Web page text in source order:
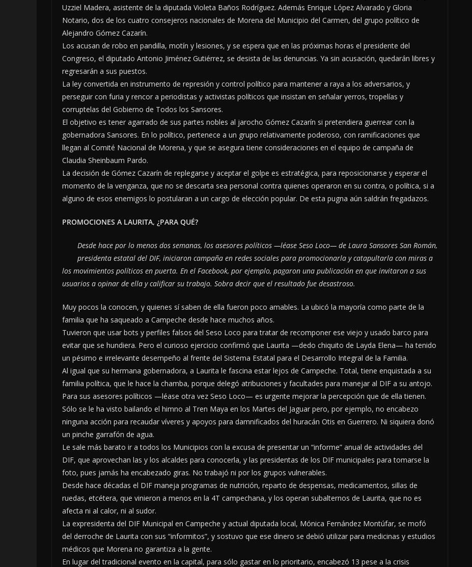
Uzziel Madera, asistente de la diputada Violeta Baños Rodríguez. Además Enrique López Alvarado y Gloria
Notario, dos de los cuatro consejeros nacionales de Morena del Municipio del Carmen, del grupo político de
Alejandro Gómez Cazarín.
Los acusan de robo en pandilla, motín y lesiones, y se espera que en las próximas horas el presidente del
Congreso, el diputado Antonio Jiménez Gutiérrez, se desista de las denuncias. Ya sin acusación, quedarán libres y
regresarán a sus puestos.
La ley convertida en instrumento de represión y control político para mantener a raya a los adversarios, y
perseguir con furia y rencor a periodistas y activistas políticos que insistan en señalar yerros, tropelías y
corruptelas del Gobierno de Todos los Sansores.
El objetivo es tener agarrado de sus partes nobles al jarocho Gómez Cazarín si pretendiera guerrear con la
gobernadora Sansores. En lo político, pertenece a un grupo relativamente poderoso, con ramificaciones que
llegan al Comité Nacional de Morena, y que se asegura tiene consideraciones en el equipo de campaña de
Claudia Sheinbaum Pardo.
La decisión de Gómez Cazarín de replegarse y aceptar el golpe es estratégica, para reposicionarse y esperar el
momento de la venganza, que no se descarta sea personal contra quienes operaron en su contra, o política, si a
alguno de esos enemigos lo postularan a un cargo de elección popular. De esta pugna aún saldrán fregadazos.
PROMOCIONES A LAURITA, ¿PARA QUÉ?
Desde hace por lo menos dos semanas, los asesores políticos —léase Seso Loco— de Laura Sansores San Román,
presidenta estatal del DIF, iniciaron campaña en redes sociales para promocionarla y catapultarla con miras a
los movimientos políticos en puerta. En el Facebook, por ejemplo, pagaron una publicación en que invitaron a sus
usuarios a opinar de ella y calificar su trabajo. Sobra decir que el resultado fue desastroso.
Muy pocos la conocen, y quienes sí saben de ella fueron poco amables. La ubicó la mayoría como parte de la
familia que ha saqueado a Campeche desde hace muchos años.
Tuvieron que usar bots y perfiles falsos del Seso Loco para tratar de recomponer ese viejo y usado barco para
evitar que se hundiera. Pero el curioso ejercicio confirmó que Laurita —dedo chiquito de Layda Elena— ha tenido
un pésimo e irrelevante desempeño al frente del Sistema Estatal para el Desarrollo Integral de la Familia.
Al igual que su hermana gobernadora, a Laurita le fascina estar lejos de Campeche. Total, tiene enquistada a su
familia política, que le hace la chamba, porque delegó atribuciones y facultades para manejar al DIF a su antojo.
Para sus asesores políticos —léase otra vez Seso Loco— es urgente mejorar la percepción que de ella tienen.
Sólo se le ha visto bailando el himno al Tren Maya en los Martes del Jaguar pero, por ejemplo, no encabezo
ninguna acción para recaudar víveres y apoyos para damnificados del huracán Otis en Guerrero. Ni siquiera donó
un pinche garrafón de agua.
Le sale más barato ir a todos los Municipios con la excusa de presentar un “informe” anual de actividades del
DIF, que aprovechan las y los alcaldes para conocerla, y las presidentas de los DIF municipales para tomarse la
foto, pues jamás ha encabezado giras. No trabajó ni por los grupos vulnerables.
Desde hace décadas el DIF maneja programas de nutrición, reparto de despensas, medicamentos, sillas de
ruedas, etcétera, que vinieron a menos en la 4T campechana, y los operan subalternos de Laurita, que no es
afecta ni al calor, ni al sudor.
La expresidenta del DIF Municipal en Campeche y actual diputada local, Mónica Fernández Montúfar, se mofó
del derroche de Laurita con sus “informitos”, y sostuvo que ese dinero se debió utilizar para medicinas y estudios
médicos que Morena no garantiza a la gente.
En lugar del tradicional evento en la capital, para sólo gastar en lo prioritario, encabezó 13 pese a la crisis